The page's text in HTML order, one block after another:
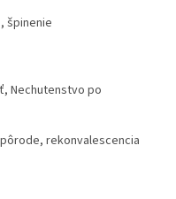
špinenie
Nechutenstvo po
rekonvalescencia